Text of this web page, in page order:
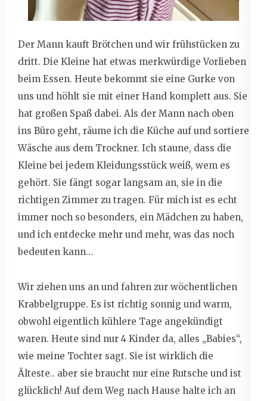
Der Mann kauft Brötchen und wir frühstücken zu
dritt. Die Kleine hat etwas merkwürdige Vorlieben
beim Essen. Heute bekommt sie eine Gurke von
uns und höhlt sie mit einer Hand komplett aus. Sie
hat großen Spaß dabei. Als der Mann nach oben
ins Büro geht, räume ich die Küche auf und sortiere
Wäsche aus dem Trockner. Ich staune, dass die
Kleine bei jedem Kleidungsstück weiß, wem es
gehört. Sie fängt sogar langsam an, sie in die
richtigen Zimmer zu tragen. Für mich ist es echt
immer noch so besonders, ein Mädchen zu haben,
und ich entdecke mehr und mehr, was das noch
bedeuten kann…
Wir ziehen uns an und fahren zur wöchentlichen
Krabbelgruppe. Es ist richtig sonnig und warm,
obwohl eigentlich kühlere Tage angekündigt
waren. Heute sind nur 4 Kinder da, alles „Babies“,
wie meine Tochter sagt. Sie ist wirklich die
Älteste.. aber sie braucht nur eine Rutsche und ist
glücklich! Auf dem Weg nach Hause halte ich an